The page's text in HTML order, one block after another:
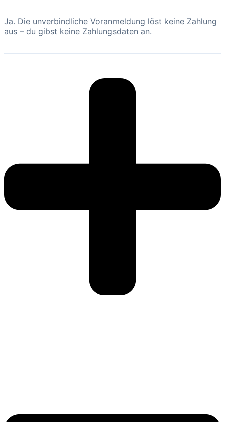
Ja. Die unverbindliche Voranmeldung löst keine Zahlung
aus – du gibst keine Zahlungsdaten an.